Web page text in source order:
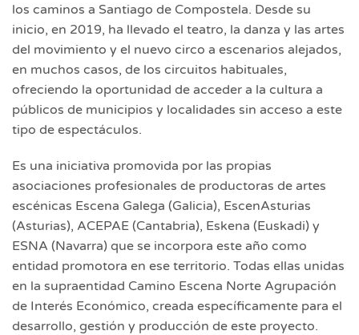
los caminos a Santiago de Compostela. Desde su
inicio, en 2019, ha llevado el teatro, la danza y las artes
del movimiento y el nuevo circo a escenarios alejados,
en muchos casos, de los circuitos habituales,
ofreciendo la oportunidad de acceder a la cultura a
públicos de municipios y localidades sin acceso a este
tipo de espectáculos.
Es una iniciativa promovida por las propias
asociaciones profesionales de productoras de artes
escénicas Escena Galega (Galicia), EscenAsturias
(Asturias), ACEPAE (Cantabria), Eskena (Euskadi) y
ESNA (Navarra) que se incorpora este año como
entidad promotora en ese territorio. Todas ellas unidas
en la supraentidad Camino Escena Norte Agrupación
de Interés Económico, creada específicamente para el
desarrollo, gestión y producción de este proyecto.